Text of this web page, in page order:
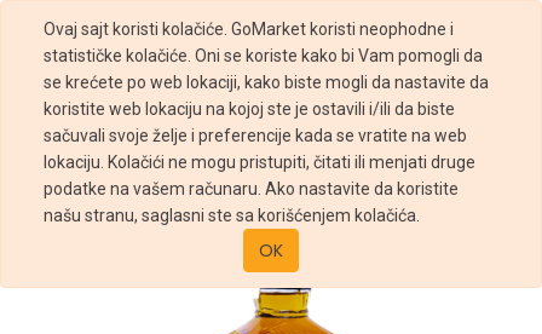
Ovaj sajt koristi kolačiće. GoMarket koristi neophodne i
statističke kolačiće. Oni se koriste kako bi Vam pomogli da
se krećete po web lokaciji, kako biste mogli da nastavite da
koristite web lokaciju na kojoj ste je ostavili i/ili da biste
sačuvali svoje želje i preferencije kada se vratite na web
lokaciju. Kolačići ne mogu pristupiti, čitati ili menjati druge
podatke na vašem računaru. Ako nastavite da koristite
našu stranu, saglasni ste sa korišćenjem kolačića.
OK
Prodavnica WHISKY JACK DANIELS 700ML